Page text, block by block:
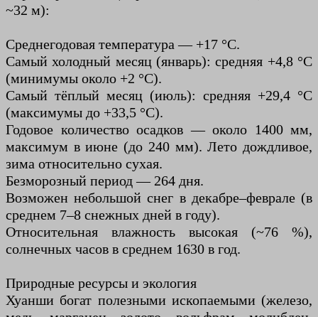
~32 м):
Среднегодовая температура — +17 °C.
Самый холодный месяц (январь): средняя +4,8 °C
(минимумы около +2 °C).
Самый тёплый месяц (июль): средняя +29,4 °C
(максимумы до +33,5 °C).
Годовое количество осадков — около 1400 мм,
максимум в июне (до 240 мм). Лето дождливое,
зима относительно сухая.
Безморозный период — 264 дня.
Возможен небольшой снег в декабре–феврале (в
среднем 7–8 снежных дней в году).
Относительная влажность высокая (~76 %),
солнечных часов в среднем 1630 в год.
Природные ресурсы и экология
Хуанши богат полезными ископаемыми (железо,